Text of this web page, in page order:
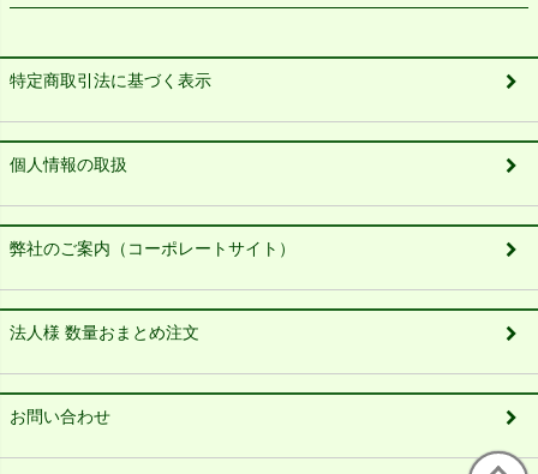
特定商取引法に基づく表示
個人情報の取扱
弊社のご案内（コーポレートサイト）
法人様 数量おまとめ注文
お問い合わせ